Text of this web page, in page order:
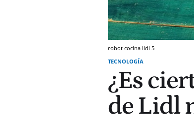
robot cocina lidl 5
TECNOLOGÍA
¿Es
de Lidl